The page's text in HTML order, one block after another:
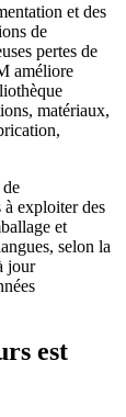
et des
de
pertes de
améliore
matériaux,
à exploiter des
et
selon la
jour
est